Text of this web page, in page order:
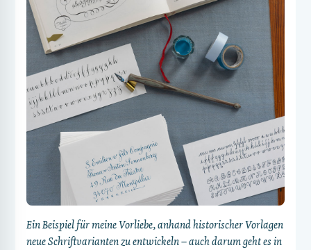
Ein Beispiel für meine Vorliebe, anhand historischer Vorlagen
neue Schriftvarianten zu entwickeln – auch darum geht es in